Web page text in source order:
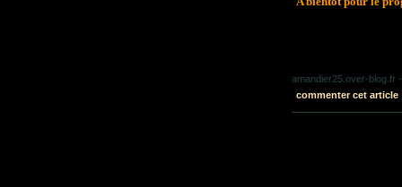
amandier25.over-blog.fr -
commenter cet article